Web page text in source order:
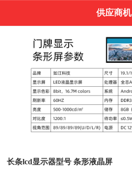
供应商机
长条lcd显示器型号 条形液晶屏